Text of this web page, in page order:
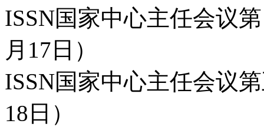
ISSN国家中心主任会议
月17日）
ISSN国家中心主任会议
18日）